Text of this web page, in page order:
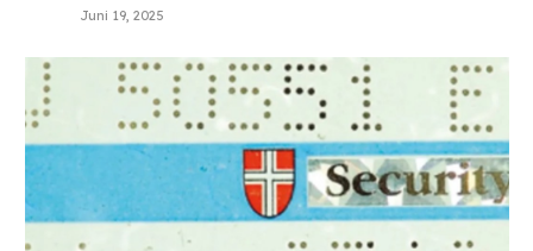
Juni 19, 2025